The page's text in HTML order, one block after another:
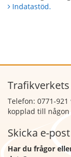
Indatastöd.
Telefon: 0771-921
kopplad till någon
Skicka e-post
Har du frågor